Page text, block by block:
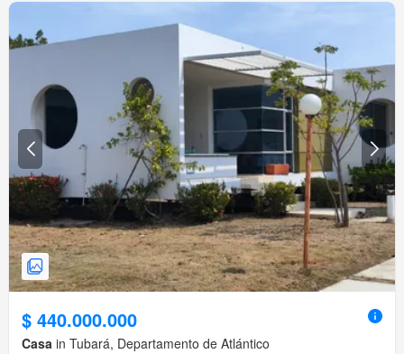
$ 440.000.000
Casa in Tubará, Departamento de Atlántico